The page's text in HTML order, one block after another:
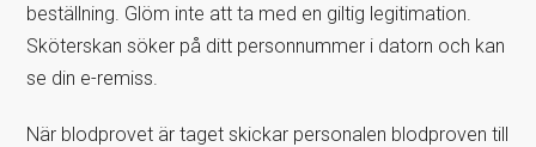
beställning. Glöm inte att ta med en giltig legitimation.
Sköterskan söker på ditt personnummer i datorn och kan
se din e-remiss.
När blodprovet är taget skickar personalen blodproven till